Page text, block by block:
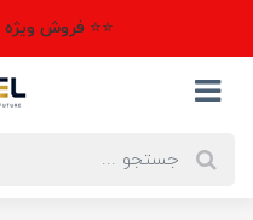
⭐⭐ فروش